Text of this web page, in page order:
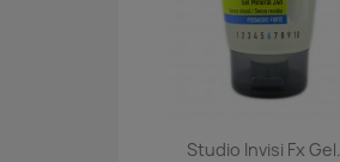
Studio Invisi Fx Gel...